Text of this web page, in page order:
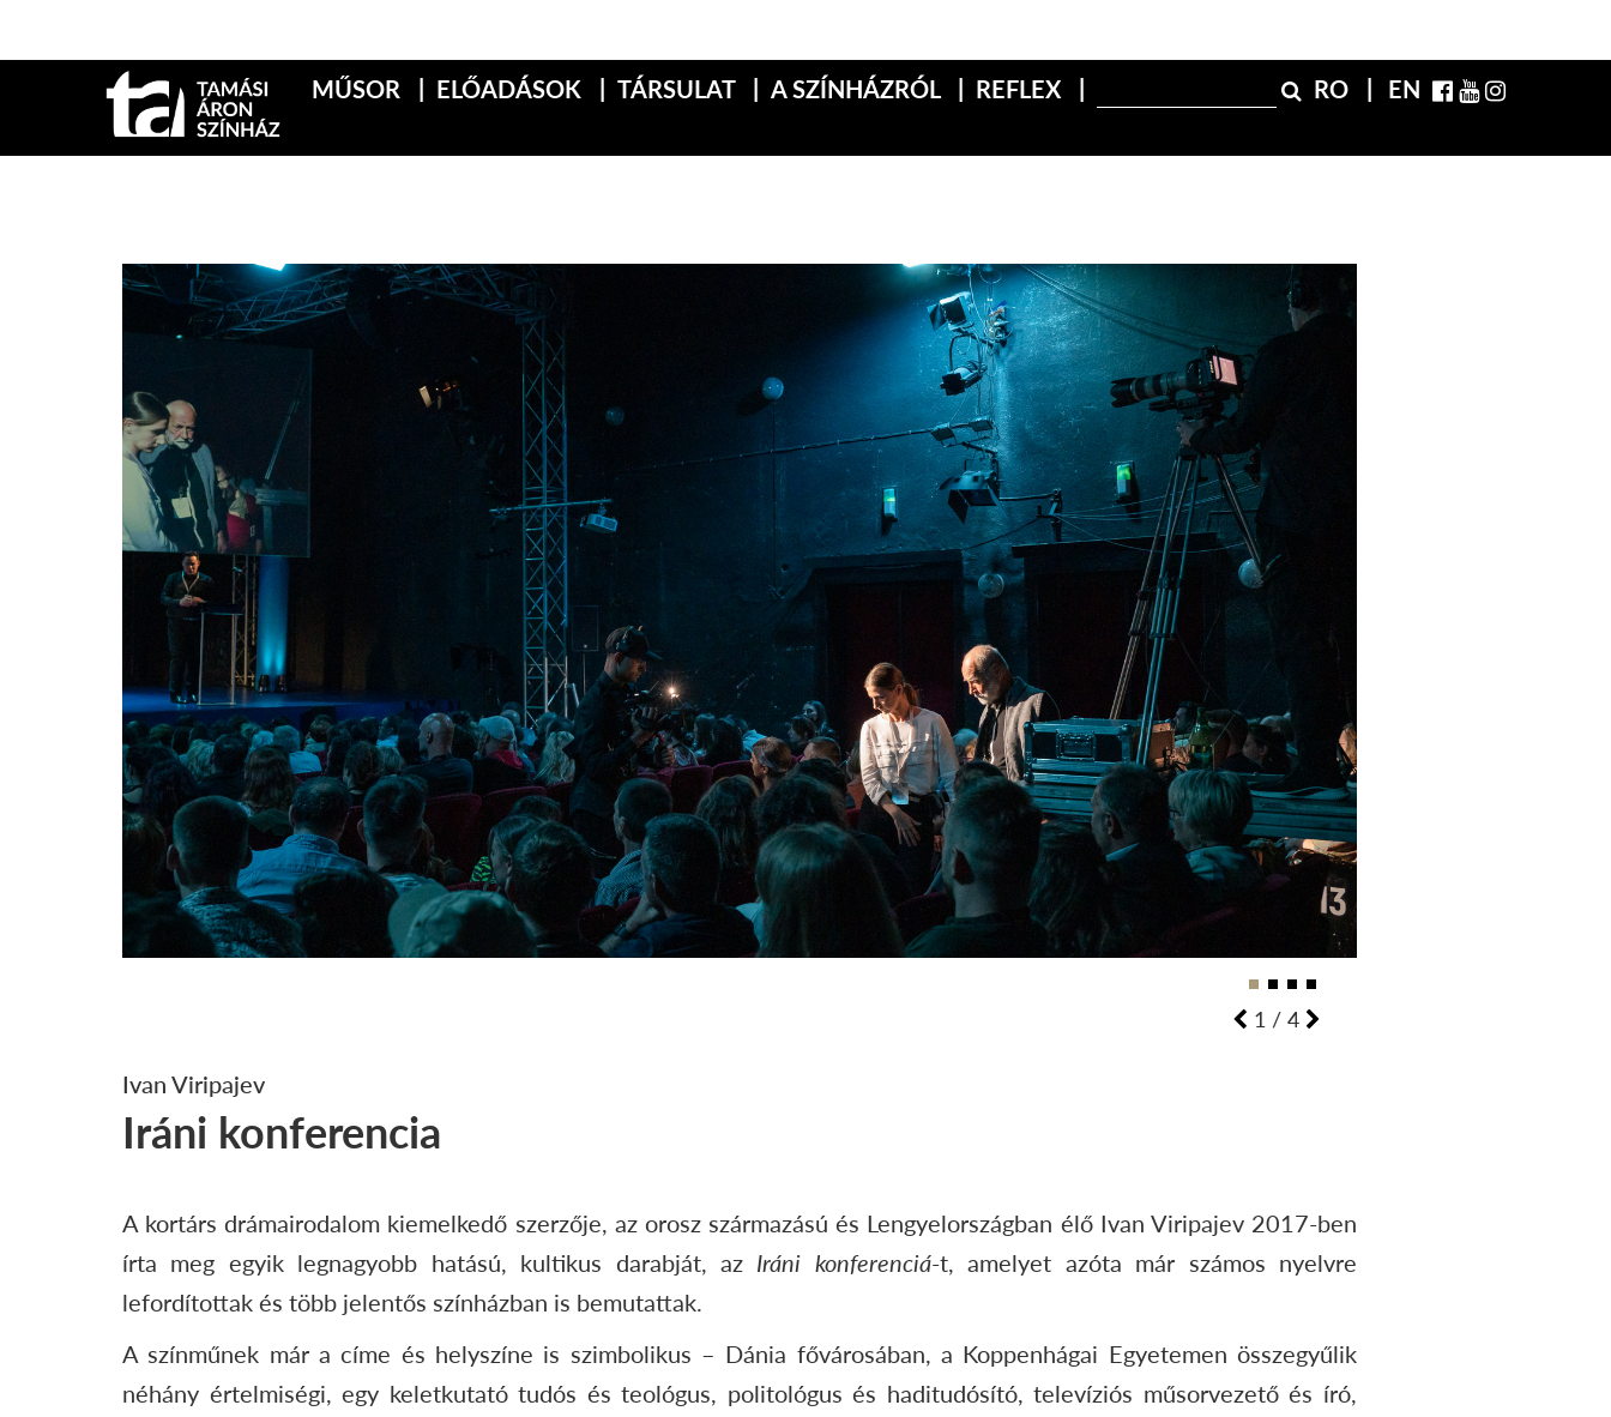
MŰSOR ELŐADÁSOK TÁRSULAT A SZÍNHÁZRÓL REFLEX RO EN
2 / 4
Ivan Viripajev
Iráni konferencia
A kortárs drámairodalom kiemelkedő szerzője, az orosz származású és Lengyelországban élő Ivan Viripajev 2017-ben
írta meg egyik legnagyobb hatású, kultikus darabját, az Iráni konferenciá-t, amelyet azóta már számos nyelvre
lefordítottak és több jelentős színházban is bemutattak.
A színműnek már a címe és helyszíne is szimbolikus – Dánia fővárosában, a Koppenhágai Egyetemen összegyűlik
néhány értelmiségi, egy keletkutató tudós és teológus, politológus és haditudósító, televíziós műsorvezető és író,